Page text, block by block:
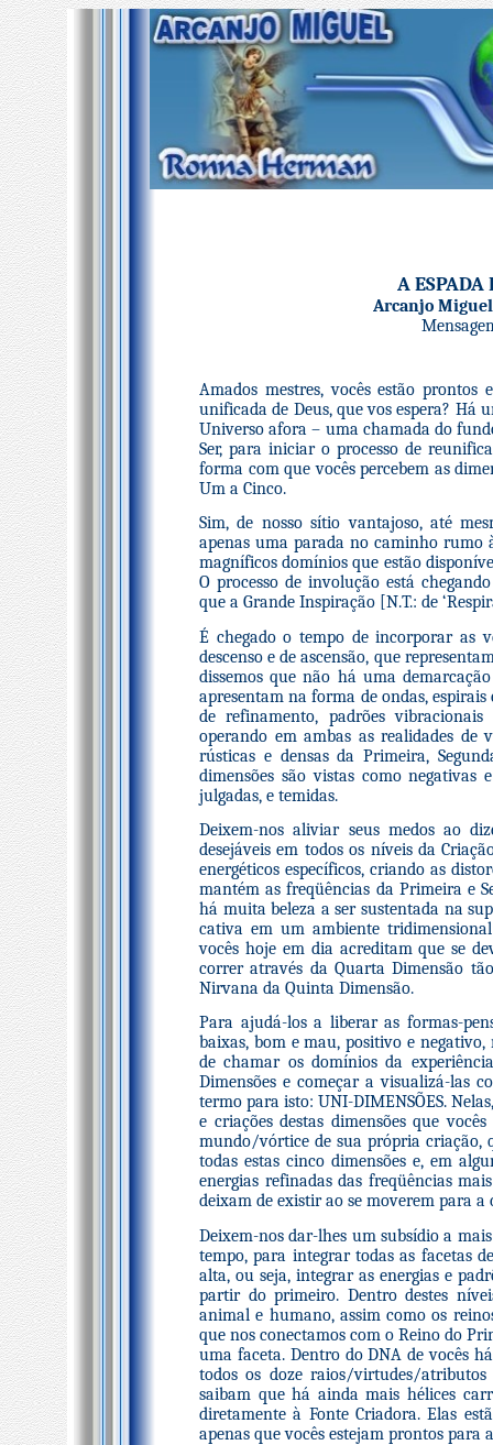
A ESPADA
Arcanjo
Amados mestres, vocês estão
unificada de Deus, que vos espera? Há
Universo afora – uma chamada do
Ser, para iniciar o processo de
forma com que vocês percebem as
Um a Cinco.
Sim, de nosso sítio vantajoso, até
apenas uma parada no caminho rumo
magníficos domínios que estão
O processo de involução está
que a Grande Inspiração [N.T.: de
É chegado o tempo de incorporar as
descenso e de ascensão, que
dissemos que não há uma
apresentam na forma de ondas,
de refinamento, padrões vibracionais
operando em ambas as realidades de
rústicas e densas da Primeira,
dimensões são vistas como
julgadas, e temidas.
Deixem-nos aliviar seus medos ao
desejáveis em todos os níveis da
energéticos específicos, criando as
mantém as freqüências da Primeira e
há muita beleza a ser sustentada na
cativa em um ambiente
vocês hoje em dia acreditam que se
correr através da Quarta Dimensão
Nirvana da Quinta Dimensão.
Para ajudá-los a liberar as formas-
baixas, bom e mau, positivo e
de chamar os domínios da
Dimensões e começar a visualizá-las
termo para isto: UNI-DIMENSÕES.
e criações destas dimensões que
mundo/vórtice de sua própria criação,
todas estas cinco dimensões e, em
energias refinadas das freqüências
deixam de existir ao se moverem para a
Deixem-nos dar-lhes um subsídio a
tempo, para integrar todas as facetas
alta, ou seja, integrar as energias e
partir do primeiro. Dentro destes
animal e humano, assim como os
que nos conectamos com o Reino do
uma faceta. Dentro do DNA de vocês
todos os doze raios/virtudes/
saibam que há ainda mais hélices
diretamente à Fonte Criadora. Elas
apenas que vocês estejam prontos para